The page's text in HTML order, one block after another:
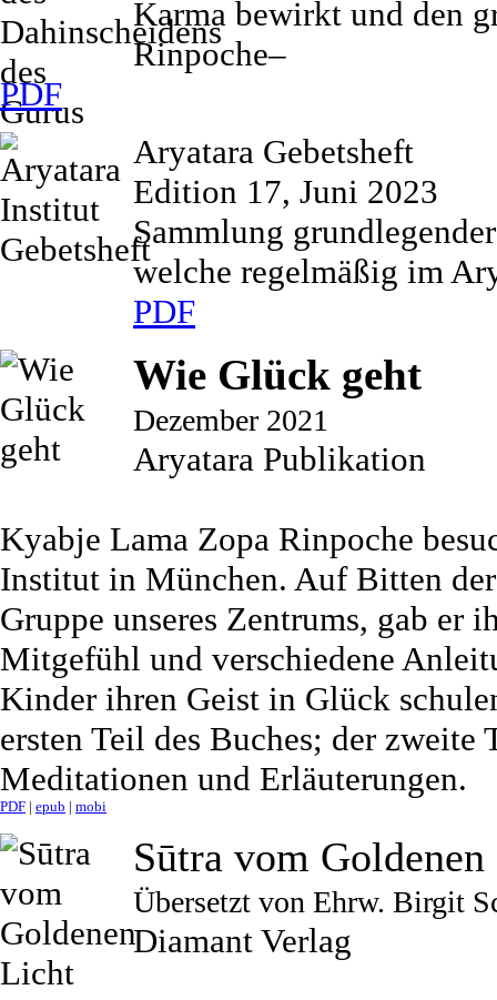
Karma bewirkt und den
Rinpoche–
PDF
Aryatara Gebetsheft
Edition 17, Juni 2023
Sammlung
welche regelmäßig im
PDF
Wie Glück geht
Dezember 2021
Aryatara Publikation
Kyabje Lama Zopa Rinpoche
Institut in München. Auf Bitten
Gruppe unseres Zentrums, gab er
Mitgefühl und verschiedene
Kinder ihren Geist in Glück
ersten Teil des Buches; der
Meditationen und Erläuterungen.
PDF epub mobi
Sūtra vom
Übersetzt von Ehrw. Birgit
Diamant Verlag